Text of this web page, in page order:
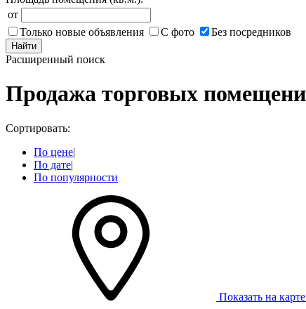
от
Только новые объявления
С фото Без посредников
Найти
Расширенный поиск
Продажа торговых
Сортировать:
По цене|
По дате|
По популярности
Показать на карте